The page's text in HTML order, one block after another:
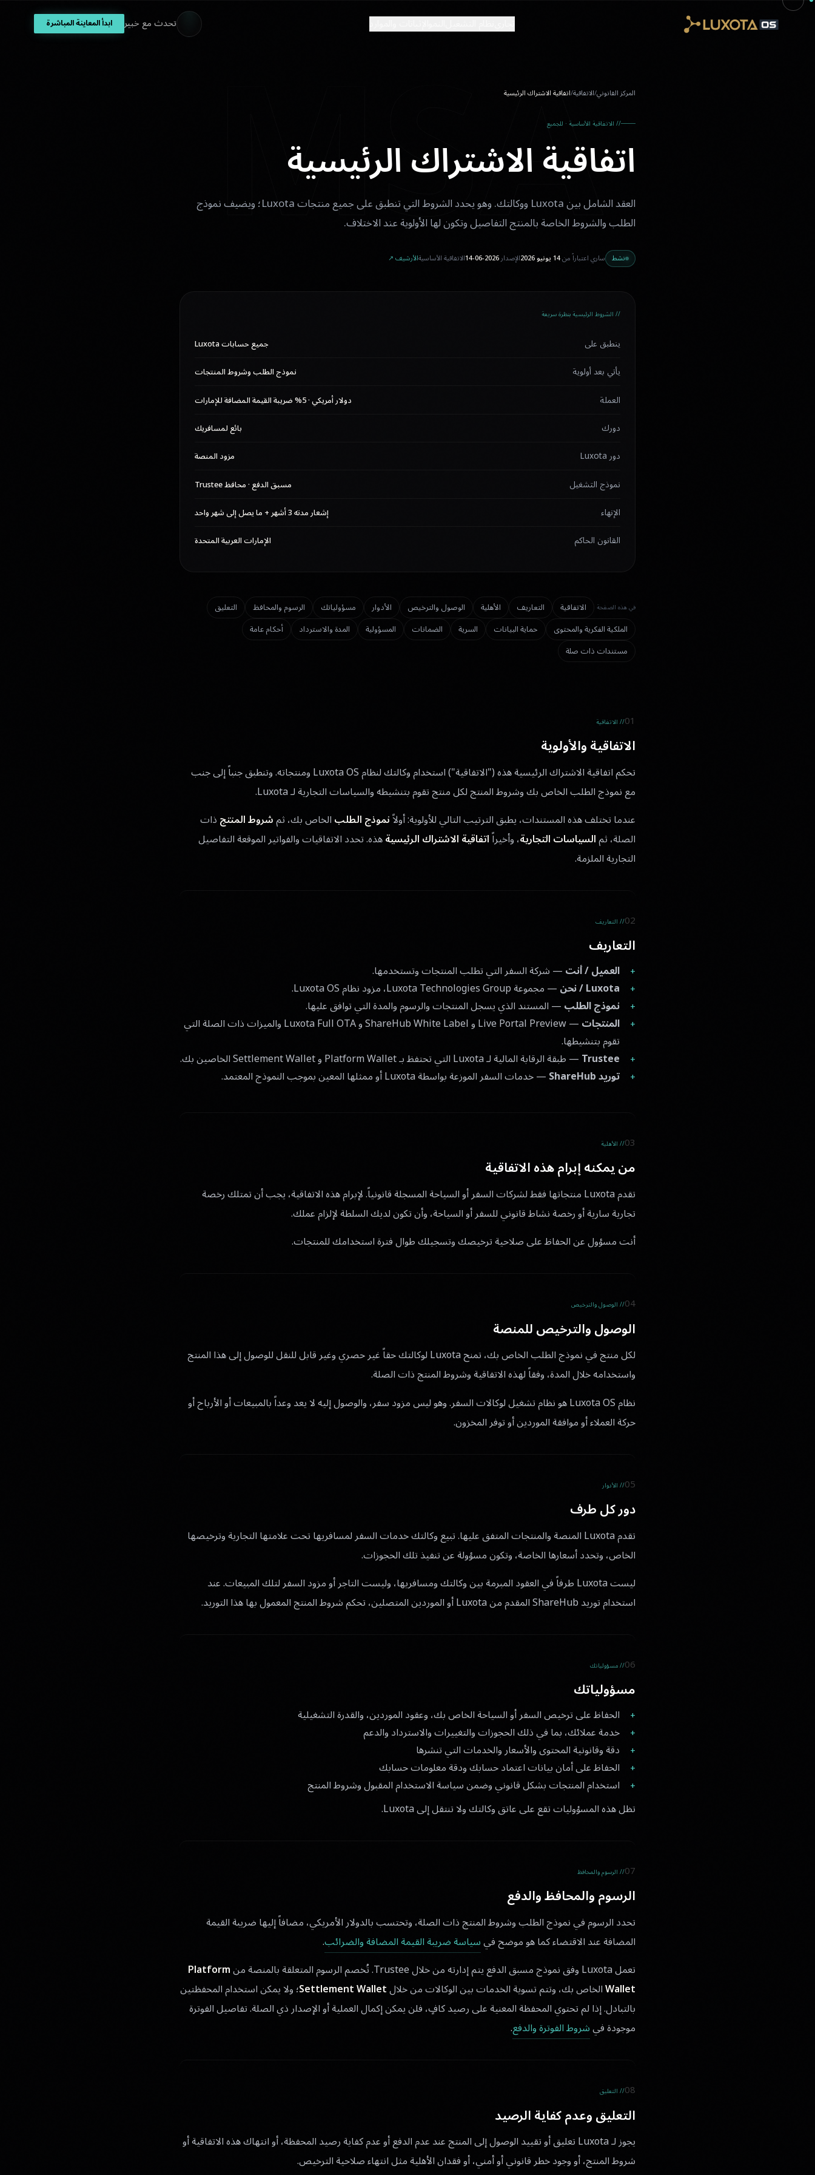
Skip to main content
تحدث مع خبير ابدأ المعاينة المباشرة MSAالمركز القانوني/الاتفاقية/اتفاقية الاشتراك الرئيسية
// الاتفاقية الأساسية · للجميع
اتفاقية الاشتراك الرئيسية
العقد الشامل بين Luxota ووكالتك. وهو يحدد الشروط التي تنطبق على جميع منتجات Luxota؛ ويضيف نموذج
الطلب والشروط الخاصة بالمنتج التفاصيل وتكون لها الأولوية عند الاختلاف.
نشط ساري اعتباراً من14 يونيو 2026 الإصدار2026-06-14 الاتفاقية الأساسيةالأرشيف ↗
// الشروط الرئيسية بنظرة سريعة
ينطبق على جميع حسابات Luxota
يأتي بعد أولوية نموذج الطلب وشروط المنتجات
العملة دولار أمريكي · 5% ضريبة القيمة المضافة للإمارات
دورك بائع لمسافريك
دور Luxota مزود المنصة
نموذج التشغيل مسبق الدفع · محافظ Trustee
الإنهاء إشعار مدته 3 أشهر + ما يصل إلى شهر واحد
القانون الحاكم الإمارات العربية المتحدة
في هذه الصفحة الاتفاقية التعاريف الأهلية الوصول والترخيص الأدوار مسؤولياتك الرسوم والمحافظ
التعليق
الملكية الفكرية والمحتوى
حماية البيانات السرية الضمانات المسؤولية المدة والاسترداد
أحكام عامة
مستندات ذات صلة
01// الاتفاقية
الاتفاقية والأولوية
تحكم اتفاقية الاشتراك الرئيسية هذه ("الاتفاقية") استخدام وكالتك لنظام Luxota OS ومنتجاته. وتنطبق جنباً إلى جنب
مع نموذج الطلب الخاص بك وشروط المنتج لكل منتج تقوم بتنشيطه والسياسات التجارية لـ Luxota.
عندما تختلف هذه المستندات، يطبق الترتيب التالي للأولوية: أولاًنموذج الطلبالخاص بك، ثمشروط المنتجذات
الصلة، ثمالسياسات التجارية، وأخيراًاتفاقية الاشتراك الرئيسيةهذه. تحدد الاتفاقيات والفواتير الموقعة التفاصيل
التجارية الملزمة.
02// التعاريف
التعاريف
العميل / أنت— شركة السفر التي تطلب المنتجات وتستخدمها.
Luxota / نحن
— مجموعة Luxota Technologies Group، مزود نظام Luxota OS.
نموذج الطلب— المستند الذي يسجل المنتجات والرسوم والمدة التي توافق عليها.
المنتجات
— Live Portal Preview و ShareHub White Label و Luxota Full OTA والميزات ذات الصلة التي
تقوم بتنشيطها.
Trustee— طبقة الرقابة المالية لـ Luxota التي تحتفظ بـ Platform Wallet و Settlement Wallet الخاصين بك.
توريد ShareHub
— خدمات السفر الموزعة بواسطة Luxota أو ممثلها المعين بموجب النموذج المعتمد.
03// الأهلية
من يمكنه إبرام هذه الاتفاقية
تقدم Luxota منتجاتها فقط لشركات السفر أو السياحة المسجلة قانونياً. لإبرام هذه الاتفاقية، يجب أن تمتلك رخصة
تجارية سارية أو رخصة نشاط قانوني للسفر أو السياحة، وأن تكون لديك السلطة لإلزام عملك.
أنت مسؤول عن الحفاظ على صلاحية ترخيصك وتسجيلك طوال فترة استخدامك للمنتجات.
04// الوصول والترخيص
الوصول والترخيص للمنصة
لكل منتج في نموذج الطلب الخاص بك، تمنح Luxota لوكالتك حقاً غير حصري وغير قابل للنقل للوصول إلى هذا المنتج
واستخدامه خلال المدة، وفقاً لهذه الاتفاقية وشروط المنتج ذات الصلة.
نظام Luxota OS هو نظام تشغيل لوكالات السفر. وهو ليس مزود سفر، والوصول إليه لا يعد وعداً بالمبيعات أو الأرباح أو
حركة العملاء أو موافقة الموردين أو توفر المخزون.
05// الأدوار
دور كل طرف
تقدم Luxota المنصة والمنتجات المتفق عليها. تبيع وكالتك خدمات السفر لمسافريها تحت علامتها التجارية وترخيصها
الخاص، وتحدد أسعارها الخاصة، وتكون مسؤولة عن تنفيذ تلك الحجوزات.
ليست Luxota طرفاً في العقود المبرمة بين وكالتك ومسافريها، وليست التاجر أو مزود السفر لتلك المبيعات. عند
استخدام توريد ShareHub المقدم من Luxota أو الموردين المتصلين، تحكم شروط المنتج المعمول بها هذا التوريد.
06// مسؤولياتك
مسؤولياتك
الحفاظ على ترخيص السفر أو السياحة الخاص بك، وعقود الموردين، والقدرة التشغيلية
خدمة عملائك، بما في ذلك الحجوزات والتغييرات والاسترداد والدعم
دقة وقانونية المحتوى والأسعار والخدمات التي تنشرها
الحفاظ على أمان بيانات اعتماد حسابك ودقة معلومات حسابك
استخدام المنتجات بشكل قانوني وضمن سياسة الاستخدام المقبول وشروط المنتج
تظل هذه المسؤوليات تقع على عاتق وكالتك ولا تنتقل إلى Luxota.
07// الرسوم والمحافظ
الرسوم والمحافظ والدفع
تحدد الرسوم في نموذج الطلب وشروط المنتج ذات الصلة، وتحتسب بالدولار الأمريكي، مضافاً إليها ضريبة القيمة
المضافة عند الاقتضاء كما هو موضح فيسياسة ضريبة القيمة المضافة والضرائب.
تعمل Luxota وفق نموذج مسبق الدفع يتم إدارته من خلال Trustee. تُخصم الرسوم المتعلقة بالمنصة من
Platform
Walletالخاص بك، وتتم تسوية الخدمات بين الوكالات من خلالSettlement Wallet؛ ولا يمكن استخدام المحفظتين
بالتبادل. إذا لم تحتوي المحفظة المعنية على رصيد كافٍ، فلن يمكن إكمال العملية أو الإصدار ذي الصلة. تفاصيل الفوترة
موجودة فيشروط الفوترة والدفع.
08// التعليق
التعليق وعدم كفاية الرصيد
يجوز لـ Luxota تعليق أو تقييد الوصول إلى المنتج عند عدم الدفع أو عدم كفاية رصيد المحفظة، أو انتهاك هذه الاتفاقية أو
شروط المنتج، أو وجود خطر قانوني أو أمني، أو فقدان الأهلية مثل انتهاء صلاحية الترخيص.